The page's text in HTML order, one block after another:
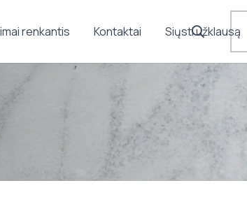
renkantis Kontaktai Siųsti užklausą